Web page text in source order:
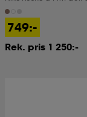
749:-
Rek. pris 1 250:-